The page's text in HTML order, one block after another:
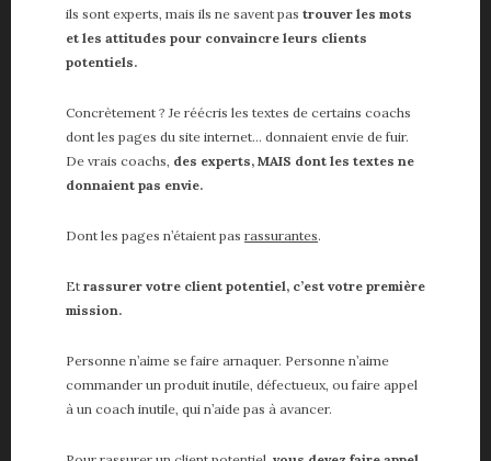
ils sont experts, mais ils ne savent pas trouver les mots
et les attitudes pour convaincre leurs clients
potentiels.
Concrètement ? Je réécris les textes de certains coachs
dont les pages du site internet… donnaient envie de fuir.
De vrais coachs, des experts, MAIS dont les textes ne
donnaient pas envie.
Dont les pages n’étaient pas rassurantes.
Et rassurer votre client potentiel, c’est votre première
mission.
Personne n’aime se faire arnaquer. Personne n’aime
commander un produit inutile, défectueux, ou faire appel
à un coach inutile, qui n’aide pas à avancer.